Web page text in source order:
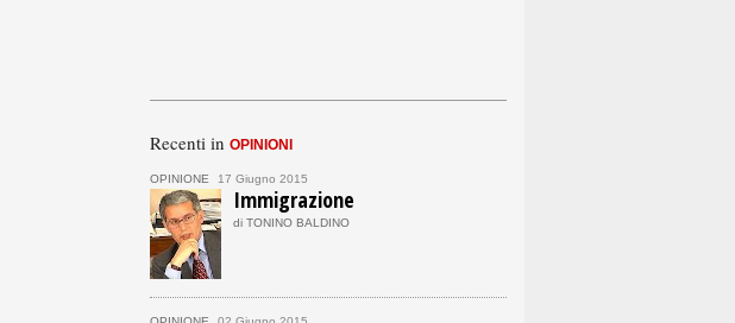
Recenti in OPINIONI
OPINIONE 17 Giugno 2015
Immigrazione
di TONINO BALDINO